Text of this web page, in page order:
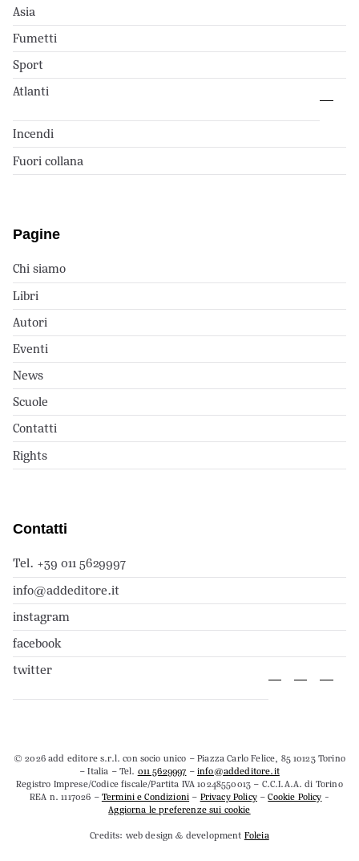
Asia
Fumetti
Sport
Atlanti
Incendi
Fuori collana
Pagine
Chi siamo
Libri
Autori
Eventi
News
Scuole
Contatti
Rights
Contatti
Tel. +39 011 5629997
info@addeditore.it
instagram
facebook
twitter
© 2026 add editore s.r.l. con socio unico – Piazza Carlo Felice, 85 10123 Torino
– Italia – Tel. 011 5629997 –info@addeditore.it
Registro Imprese/Codice fiscale/Partita IVA 10248550013 – C.C.I.A.A. di Torino
REA n. 1117026 –Termini e Condizioni – Privacy Policy–Cookie Policy -
Aggiorna le preferenze sui cookie
Credits: web design & development Foleia